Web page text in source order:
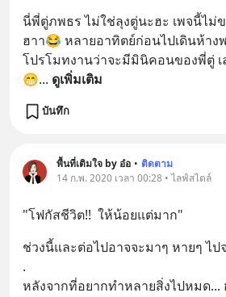
นี่พี่ตู่ภพธร ไม่ใช่ลุงตู่นะฮะ เพจนี้ไม่
ฮาา😂 หลายอาทิตย์ก่อนไปเดินห้าง
โปรโมทงานว่าจะมีมินิคอนของพี่ตู่
😁... ดูเพิ่มเติม
บันทึก
พื้นที่เติมใจ by อ๋อ • ติดตาม
14 ก.พ. 2020 เวลา 00:28 • ไลฟ์สไตล์
"โฟกัสชีวิต!!  ให้น้อยแต่มาก"
ช่วงนี้และต่อไปอาจจะมาๆ หายๆ ไป
.
หลังจากที่อยากทำหลายสิ่งไปหมด...